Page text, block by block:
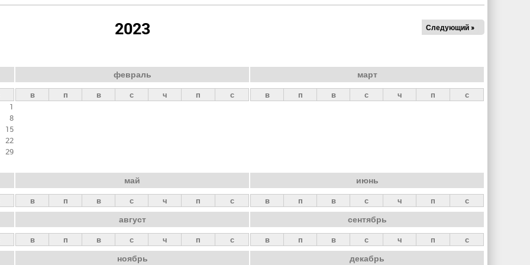
2023 Следующий »
1
8
15
22
29
февраль
в п в с ч п с
март
в п в с ч п с
май
в п в с ч п с
июнь
в п в с ч п с
август
в п в с ч п с
сентябрь
в п в с ч п с
ноябрь декабрь